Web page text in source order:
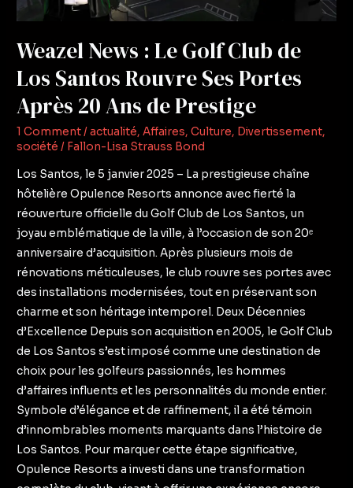
Weazel News : Le Golf Club de
Los Santos Rouvre Ses Portes
Après 20 Ans de Prestige
1 Comment/actualité,Affaires,Culture, Divertissement,
société / Fallon-Lisa Strauss Bond
Los Santos, le 5 janvier 2025 – La prestigieuse chaîne
hôtelière Opulence Resorts annonce avec fierté la
réouverture officielle du Golf Club de Los Santos, un
joyau emblématique de la ville, à l’occasion de son 20ᵉ
anniversaire d’acquisition. Après plusieurs mois de
rénovations méticuleuses, le club rouvre ses portes avec
des installations modernisées, tout en préservant son
charme et son héritage intemporel. Deux Décennies
d’Excellence Depuis son acquisition en 2005, le Golf Club
de Los Santos s’est imposé comme une destination de
choix pour les golfeurs passionnés, les hommes
d’affaires influents et les personnalités du monde entier.
Symbole d’élégance et de raffinement, il a été témoin
d’innombrables moments marquants dans l’histoire de
Los Santos. Pour marquer cette étape significative,
Opulence Resorts a investi dans une transformation
Santos
Ses
Après
20
Ans
de